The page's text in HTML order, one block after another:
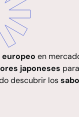
en
japoneses
descubrir los